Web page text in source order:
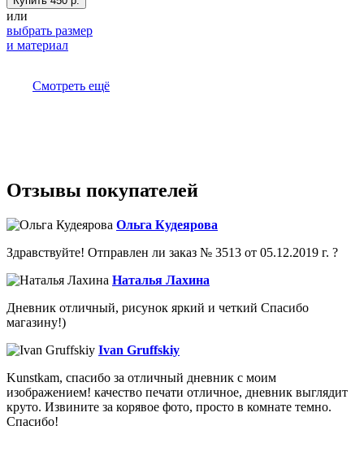
или
выбрать размер
и материал
Смотреть ещё
Отзывы покупателей
Ольга Кудеярова
Здравствуйте! Отправлен ли заказ № 3513 от 05.12.2019 г. ?
Наталья Лахина
Дневник отличный, рисунок яркий и четкий Спасибо
магазину!)
Ivan Gruffskiy
Kunstkam, спасибо за отличный дневник с моим
изображением! качество печати отличное, дневник выглядит
круто. Извините за корявое фото, просто в комнате темно.
Спасибо!